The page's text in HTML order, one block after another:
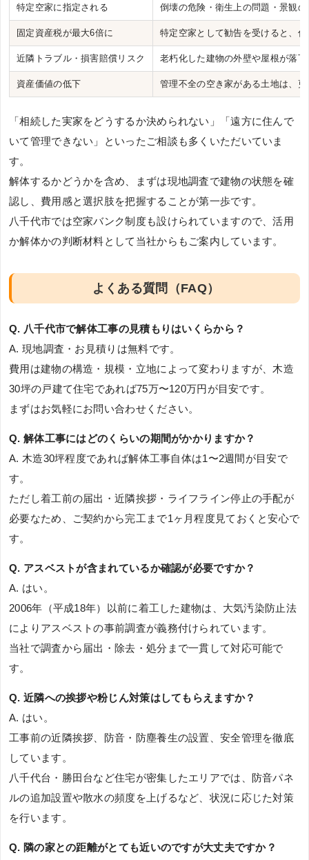
特定空家に指定される 倒壊の危険・衛生上の問題・景観
固定資産税が最大6倍に 特定空家として勧告を受けると、
近隣トラブル・損害賠償リスク 老朽化した建物の外壁や屋根が落
資産価値の低下 管理不全の空き家がある土地は、
「相続した実家をどうするか決められない」「遠方に住んで
いて管理できない」といったご相談も多くいただいていま
す。
解体するかどうかを含め、まずは現地調査で建物の状態を確
認し、費用感と選択肢を把握することが第一歩です。
八千代市では空家バンク制度も設けられていますので、活用
か解体かの判断材料として当社からもご案内しています。
よくある質問（FAQ）
Q. 八千代市で解体工事の見積もりはいくらから？
A. 現地調査・お見積りは無料です。
費用は建物の構造・規模・立地によって変わりますが、木造
30坪の戸建て住宅であれば75万〜120万円が目安です。
まずはお気軽にお問い合わせください。
Q. 解体工事にはどのくらいの期間がかかりますか？
A. 木造30坪程度であれば解体工事自体は1〜2週間が目安で
す。
ただし着工前の届出・近隣挨拶・ライフライン停止の手配が
必要なため、ご契約から完工まで1ヶ月程度見ておくと安心で
す。
Q. アスベストが含まれているか確認が必要ですか？
A. はい。
2006年（平成18年）以前に着工した建物は、大気汚染防止法
によりアスベストの事前調査が義務付けられています。
当社で調査から届出・除去・処分まで一貫して対応可能で
す。
Q. 近隣への挨拶や粉じん対策はしてもらえますか？
A. はい。
工事前の近隣挨拶、防音・防塵養生の設置、安全管理を徹底
しています。
八千代台・勝田台など住宅が密集したエリアでは、防音パネ
ルの追加設置や散水の頻度を上げるなど、状況に応じた対策
を行います。
Q. 隣の家との距離がとても近いのですが大丈夫ですか？